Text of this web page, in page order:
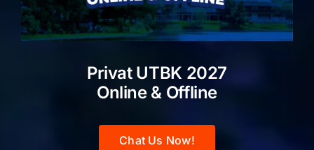
Privat UTBK 2027
Online & Offline
Chat Us Now!